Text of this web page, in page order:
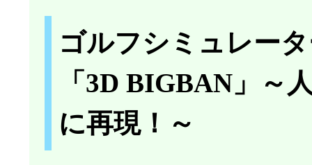
ゴルフシミュレー
「3D BIGBAN」～
に再現！～